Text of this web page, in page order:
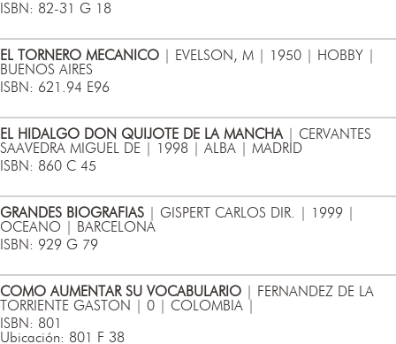
ISBN: 82-31 G 18
EL TORNERO MECANICO | EVELSON, M | 1950 | HOBBY |
BUENOS AIRES
ISBN: 621.94 E96
EL HIDALGO DON QUIJOTE DE LA MANCHA | CERVANTES
SAAVEDRA MIGUEL DE | 1998 | ALBA | MADRID
ISBN: 860 C 45
GRANDES BIOGRAFIAS | GISPERT CARLOS DIR. | 1999 |
OCEANO | BARCELONA
ISBN: 929 G 79
COMO AUMENTAR SU VOCABULARIO | FERNANDEZ DE LA
TORRIENTE GASTON | 0 | COLOMBIA |
ISBN: 801
Ubicación: 801 F 38